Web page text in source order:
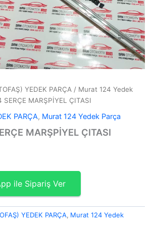
YEDEK PARÇA / Murat 124 Yedek
SERÇE MARŞPİYEL ÇITASI
PARÇA, Murat 124 Yedek Parça
MARŞPİYEL ÇITASI
ile Sipariş Ver
YEDEK PARÇA, Murat 124 Yedek